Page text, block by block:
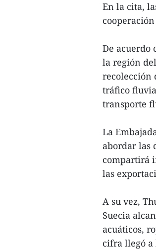
En la cita,
De acuerdo
la región
recolección
tráfico
transporte
La
abordar las
compartirá
las
A su vez,
Suecia
acuáticos,
cifra llegó a